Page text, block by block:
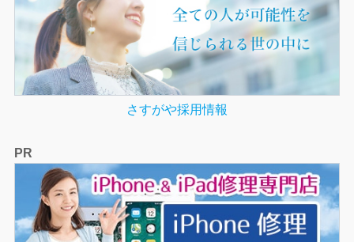
さすがや採用情報
PR